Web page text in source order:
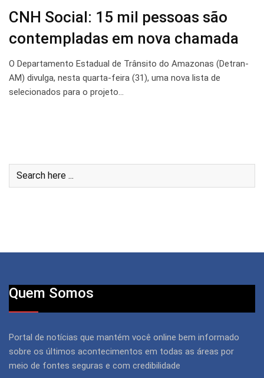
CNH Social: 15 mil pessoas são
contempladas em nova chamada
O Departamento Estadual de Trânsito do Amazonas (Detran-
AM) divulga, nesta quarta-feira (31), uma nova lista de
selecionados para o projeto…
Quem Somos
Portal de notícias que mantém você online bem informado
sobre os últimos acontecimentos em todas as áreas por
meio de fontes seguras e com credibilidade